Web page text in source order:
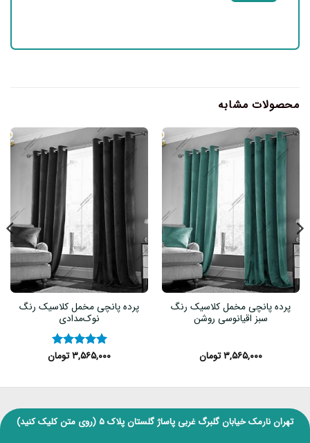
محصولات مشابه
پرده پانچی مخمل کلاسیک رنگ
سبز اقیانوسی روشن
۳,۵۶۵,۰۰۰تومان
پرده پانچی مخمل کلاسیک رنگ
نوک‌مدادی
نمره۵از۳,۵۶۵,۰۰۰تومان
تهران نارمک خیابان گلبرگ غربی پاساژ گلستان پلاک ۵ (روی متن کلیک کنید)